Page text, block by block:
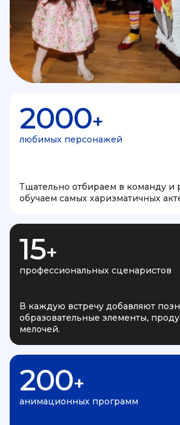
2000+
любимых персонажей
Тщательно отбираем в команду и
обучаем самых харизматичных
15+
профессиональных сценаристов
В каждую встречу добавляют
образовательные элементы,
мелочей.
200+
анимационных программ